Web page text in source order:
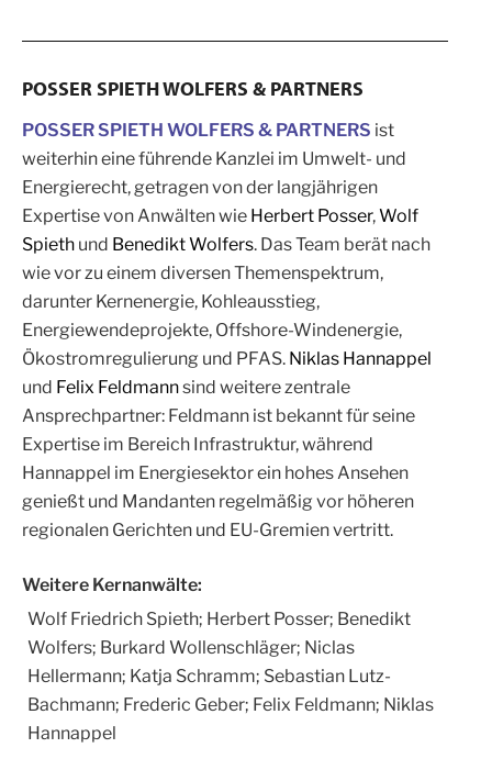
POSSER SPIETH WOLFERS & PARTNERS
POSSER SPIETH WOLFERS & PARTNERS ist
weiterhin eine führende Kanzlei im Umwelt- und
Energierecht, getragen von der langjährigen
Expertise von Anwälten wie Herbert Posser,Wolf
Spieth und Benedikt Wolfers. Das Team berät nach
wie vor zu einem diversen Themenspektrum,
darunter Kernenergie, Kohleausstieg,
Energiewendeprojekte, Offshore-Windenergie,
Ökostromregulierung und PFAS. Niklas Hannappel
und Felix Feldmannsind weitere zentrale
Ansprechpartner: Feldmann ist bekannt für seine
Expertise im Bereich Infrastruktur, während
Hannappel im Energiesektor ein hohes Ansehen
genießt und Mandanten regelmäßig vor höheren
regionalen Gerichten und EU-Gremien vertritt.
Weitere Kernanwälte:
Wolf Friedrich Spieth; Herbert Posser; Benedikt
Wolfers; Burkard Wollenschläger; Niclas
Hellermann; Katja Schramm; Sebastian Lutz-
Bachmann; Frederic Geber; Felix Feldmann; Niklas
Hannappel